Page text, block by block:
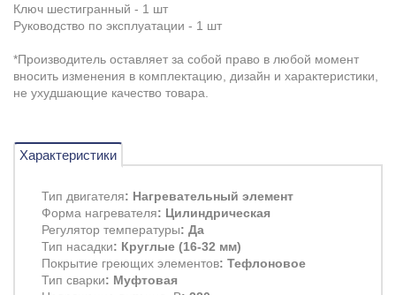
Ключ шестигранный - 1 шт
Руководство по эксплуатации - 1 шт
*Производитель оставляет за собой право в любой момент
вносить изменения в комплектацию, дизайн и характеристики,
не ухудшающие качество товара.
Характеристики
Тип двигателя: Нагревательный элемент
Форма нагревателя: Цилиндрическая
Регулятор температуры: Да
Тип насадки: Круглые (16-32 мм)
Покрытие греющих элементов: Тефлоновое
Тип сварки: Муфтовая